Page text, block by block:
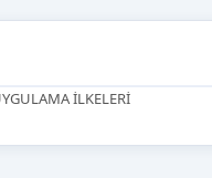
İLKELERİ